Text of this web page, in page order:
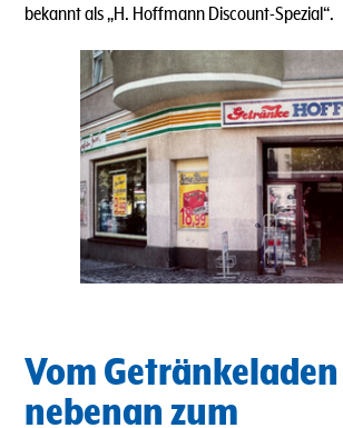
bekannt als „H. Hoffmann Discount-Spezial“.
Vom Getränkeladen
nebenan zum